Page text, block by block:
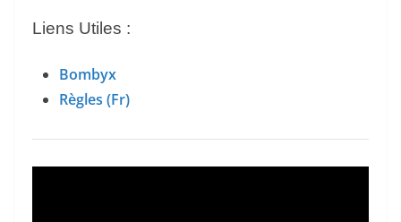
Liens Utiles :
Bombyx
Règles (Fr)